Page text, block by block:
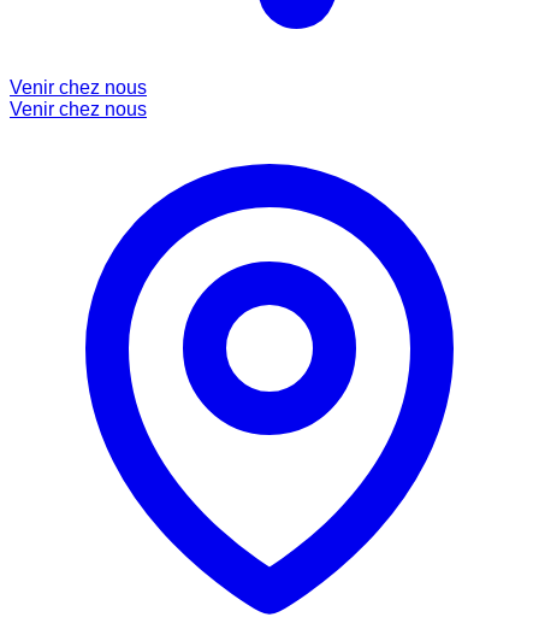
Venir chez nous
Venir chez nous